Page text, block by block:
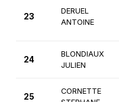
23
DERUEL
ANTOINE
24
BLONDIAUX
JULIEN
25
CORNETTE